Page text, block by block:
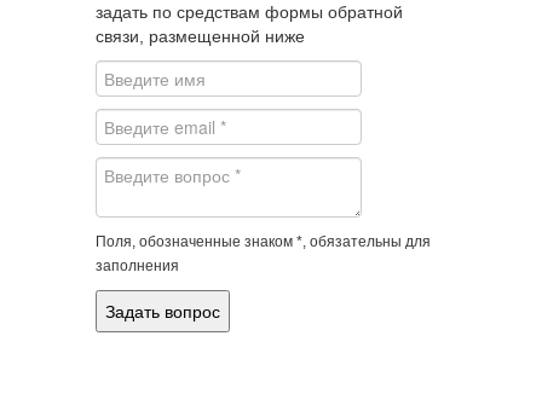
задать по средствам формы обратной
связи, размещенной ниже
Поля, обозначенные знаком *, обязательны для
заполнения